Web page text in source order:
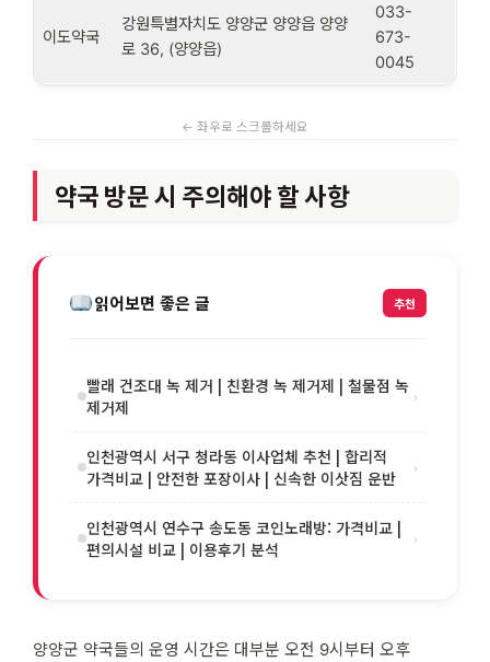
이도약국
강원특별자치도 양양군 양양읍 양양
로 36, (양양읍)
033-
673-
0045
약국 방문 시 주의해야 할 사항
읽어보면 좋은 글 추천
빨래 건조대 녹 제거 | 친환경 녹 제거제 | 철물점 녹
제거제
›
인천광역시 서구 청라동 이사업체 추천 | 합리적
가격비교 | 안전한 포장이사 | 신속한 이삿짐 운반
›
인천광역시 연수구 송도동 코인노래방: 가격비교 |
편의시설 비교 | 이용후기 분석
›
양양군 약국들의 운영 시간은 대부분 오전 9시부터 오후